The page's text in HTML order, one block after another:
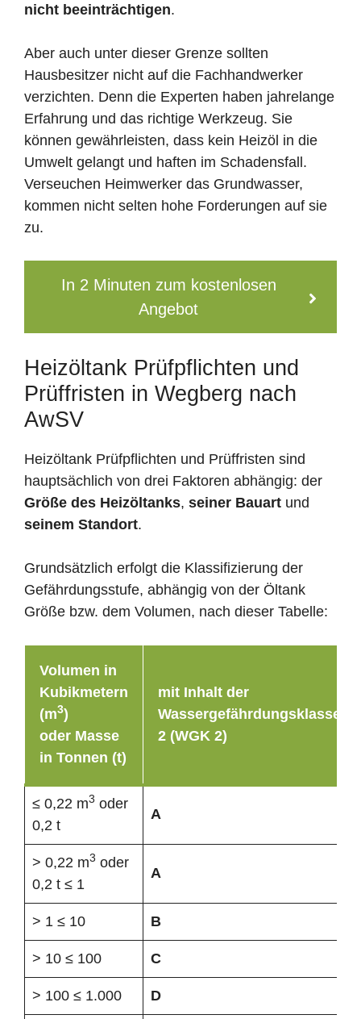
nicht beeinträchtigen.
Aber auch unter dieser Grenze sollten
Hausbesitzer nicht auf die Fachhandwerker
verzichten. Denn die Experten haben jahrelange
Erfahrung und das richtige Werkzeug. Sie
können gewährleisten, dass kein Heizöl in die
Umwelt gelangt und haften im Schadensfall.
Verseuchen Heimwerker das Grundwasser,
kommen nicht selten hohe Forderungen auf sie
zu.
In 2 Minuten zum kostenlosen
Angebot
Heizöltank Prüfpflichten und
Prüffristen in Wegberg nach
AwSV
Heizöltank Prüfpflichten und Prüffristen sind
hauptsächlich von drei Faktoren abhängig: der
Größe des Heizöltanks, seiner Bauart und
seinem Standort.
Grundsätzlich erfolgt die Klassifizierung der
Gefährdungsstufe, abhängig von der Öltank
Größe bzw. dem Volumen, nach dieser Tabelle:
Volumen in
Kubikmetern
(m3)
oder Masse
in Tonnen (t)
mit Inhalt der
Wassergefährdungsklasse
2 (WGK 2)
≤ 0,22 m3 oder
0,2 t
A
> 0,22 m3 oder
0,2 t ≤ 1
A
> 1 ≤ 10 B
> 10 ≤ 100 C
> 100 ≤ 1.000 D